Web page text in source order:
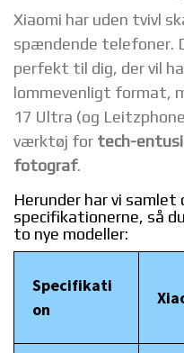
Xiaomi har uden tvivl
spændende telefoner.
perfekt til dig, der vil
lommevenligt format,
17 Ultra (og
værktøj for tech-
fotograf.
Herunder har vi
specifikationerne, så
to nye modeller:
Specifikati
on